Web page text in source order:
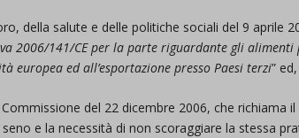
della salute e delle politiche sociali del 9 aprile
2006/141/CE per la parte riguardante gli
europea ed all’esportazione presso Paesi terzi”
del 22 dicembre 2006, che richiama
e la necessità di non scoraggiare la stessa